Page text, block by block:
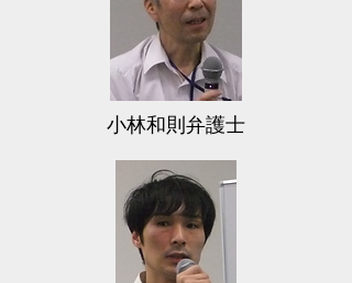
小林和則弁護士